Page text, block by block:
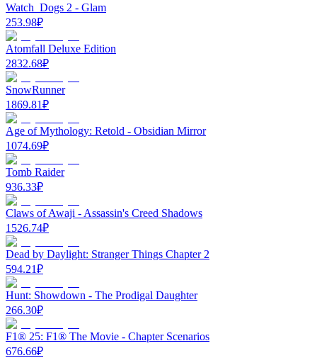
Watch_Dogs 2 - Glam
253.98₽
Atomfall Deluxe Edition
2832.68₽
SnowRunner
1869.81₽
Age of Mythology: Retold - Obsidian Mirror
1074.69₽
Tomb Raider
936.33₽
Claws of Awaji - Assassin's Creed Shadows
1526.74₽
Dead by Daylight: Stranger Things Chapter 2
594.21₽
Hunt: Showdown - The Prodigal Daughter
266.30₽
F1® 25: F1® The Movie - Chapter Scenarios
676.66₽